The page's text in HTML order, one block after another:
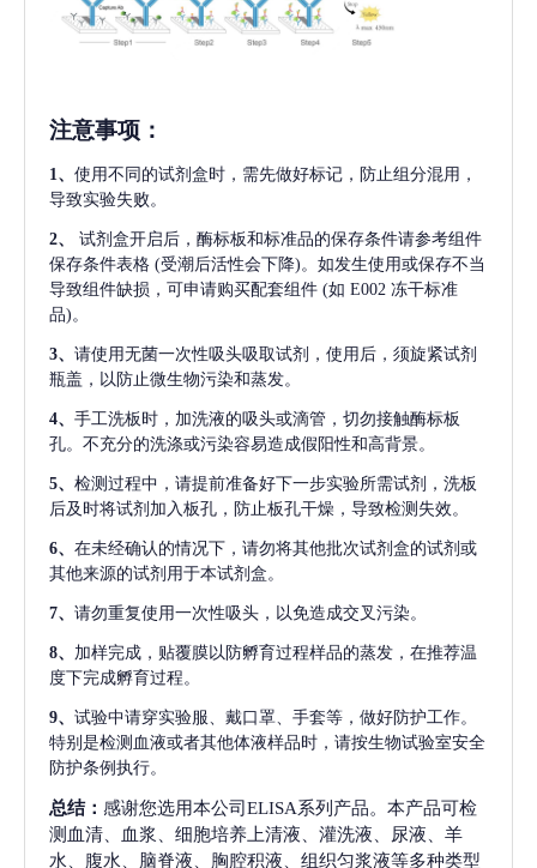
注意事项 ：
1、 使用不同的试剂盒时，需先做好标记，防止组分混用，
导致实验失败。
2、
试剂盒开启后，酶标板和标准品的保存条件请参考组件
保存条件表格 (受潮后活性会下降)。如发生使用或保存不当
导致组件缺损，可申请购买配套组件 (如 E002 冻干标准
品)。
3、 请使用无菌一次性吸头吸取试剂，使用后，须旋紧试剂
瓶盖，以防止微生物污染和蒸发。
4、 手工洗板时，加洗液的吸头或滴管，切勿接触酶标板
孔。不充分的洗涤或污染容易造成假阳性和高背景。
5、 检测过程中，请提前准备好下一步实验所需试剂，洗板
后及时将试剂加入板孔，防止板孔干燥，导致检测失效。
6、 在未经确认的情况下，请勿将其他批次试剂盒的试剂或
其他来源的试剂用于本试剂盒。
7、 请勿重复使用一次性吸头，以免造成交叉污染。
8、 加样完成，贴覆膜以防孵育过程样品的蒸发，在推荐温
度下完成孵育过程。
9、 试验中请穿实验服、戴口罩、手套等，做好防护工作。
特别是检测血液或者其他体液样品时，请按生物试验室安全
防护条例执行。
总结： 感谢您选用本公司ELISA系列产品。本产品可检
测血清、血浆、细胞培养上清液、灌洗液、尿液、羊
水、腹水、脑脊液、胸腔积液、组织匀浆液等多种类型